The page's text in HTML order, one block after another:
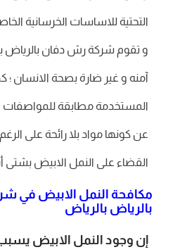
التحتية للاساسات الخرسانية
و تقوم شركة رش دفان بالرياض
آمنه و غير ضارة بصحة الانسان ؛
المستخدمة مطابقة للمواصفات
عن كونها مواد بلا رائحة على
القضاء على النمل الابيض بشتى
مكافحة النمل الابيض في
بالرياض بالرياض
إن وجود النمل الابيض